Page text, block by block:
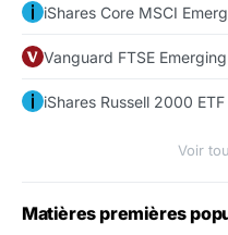
iShares Core MSCI
Vanguard FTSE
iShares Russell 2000
Voir
Matières premières